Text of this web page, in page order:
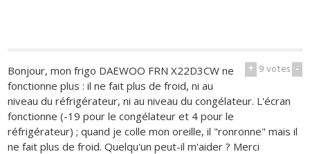
+ 9votes -
Bonjour, mon frigo DAEWOO FRN X22D3CW ne
fonctionne plus : il ne fait plus de froid, ni au
niveau du réfrigérateur, ni au niveau du congélateur. L'écran
fonctionne (-19 pour le congélateur et 4 pour le
réfrigérateur) ; quand je colle mon oreille, il "ronronne" mais il
ne fait plus de froid. Quelqu'un peut-il m'aider ? Merci